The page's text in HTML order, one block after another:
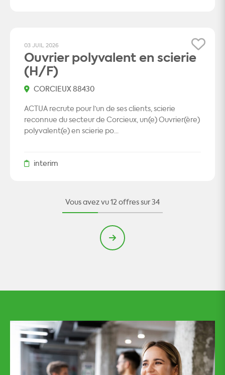
03 JUIL 2026
Ouvrier polyvalent en scierie
(H/F)
CORCIEUX 88430
ACTUA recrute pour l’un de ses clients, scierie
reconnue du secteur de Corcieux, un(e) Ouvrier(ère)
polyvalent(e) en scierie po...
interim
Vous avez vu12 offressur34